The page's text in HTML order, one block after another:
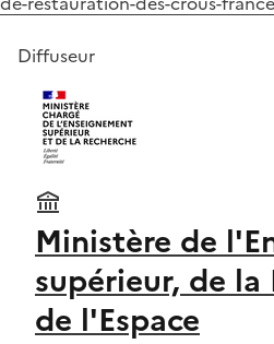
Diffuseur
Ministère de
supérieur, de la
de l'Espace